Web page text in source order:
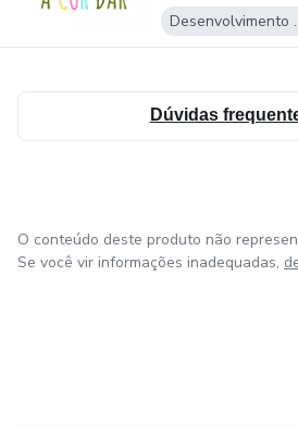
Dúvidas
O conteúdo deste produto não
Se você vir informações inadequadas,